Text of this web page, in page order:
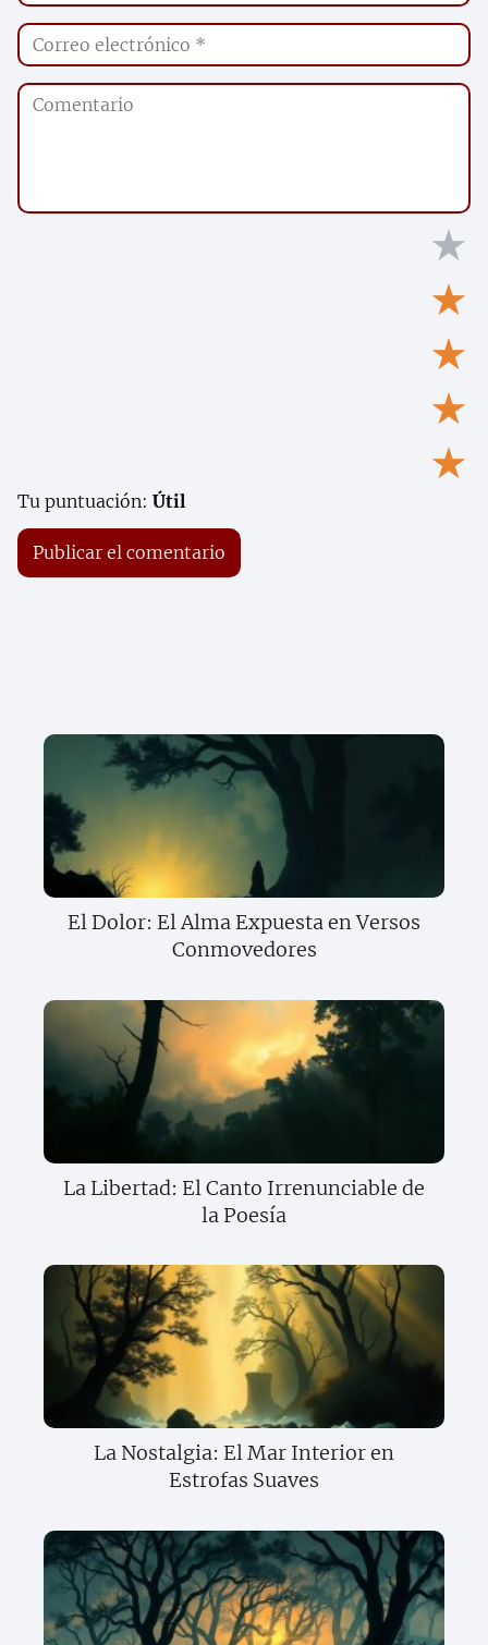
★
★
★
★
★
Tu puntuación: Útil
El Dolor: El Alma Expuesta en Versos
Conmovedores
La Libertad: El Canto Irrenunciable de
la Poesía
La Nostalgia: El Mar Interior en
Estrofas Suaves